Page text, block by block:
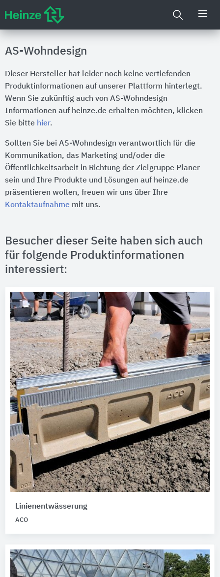
AS-Wohndesign
Dieser Hersteller hat leider noch keine vertiefenden
Produktinformationen auf unserer Plattform hinterlegt.
Wenn Sie zukünftig auch von AS-Wohndesign
Informationen auf heinze.de erhalten möchten, klicken
Sie bitte hier.
Sollten Sie bei AS-Wohndesign verantwortlich für die
Kommunikation, das Marketing und/oder die
Öffentlichkeitsarbeit in Richtung der Zielgruppe Planer
sein und Ihre Produkte und Lösungen auf heinze.de
präsentieren wollen, freuen wir uns über Ihre
Kontaktaufnahme mit uns.
Besucher dieser Seite haben sich auch
für folgende Produktinformationen
interessiert:
Linienentwässerung
ACO